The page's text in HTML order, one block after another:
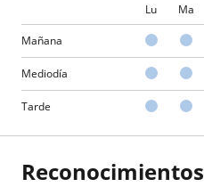
Lu Ma
Mañana
Mediodía
Tarde
Reconocimientos